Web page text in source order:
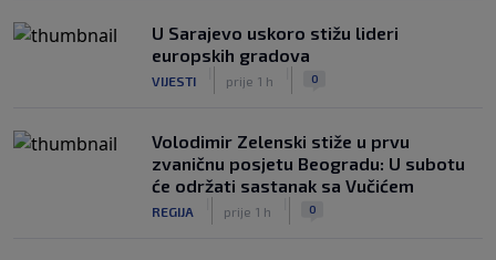
U Sarajevo uskoro stižu lideri
europskih gradova
VIJESTI prije 1 h 0
Volodimir Zelenski stiže u prvu
zvaničnu posjetu Beogradu: U subotu
će održati sastanak sa Vučićem
REGIJA prije 1 h 0